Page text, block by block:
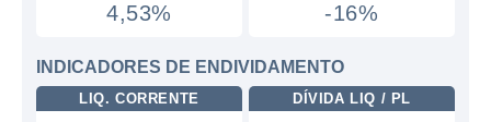
4,53% -16%
INDICADORES DE ENDIVIDAMENTO
LIQ. CORRENTE DÍVIDA LIQ / PL